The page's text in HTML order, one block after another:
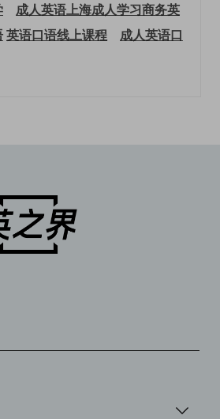
成人英语上海成人学习商务英
英语口语线上课程
成人英语口